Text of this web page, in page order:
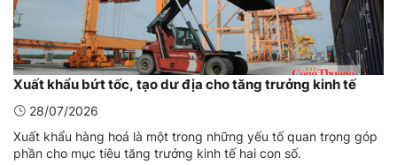
Xuất khẩu bứt tốc, tạo dư địa cho tăng trưởng kinh tế
28/07/2026
Xuất khẩu hàng hoá là một trong những yếu tố quan trọng góp
phần cho mục tiêu tăng trưởng kinh tế hai con số.